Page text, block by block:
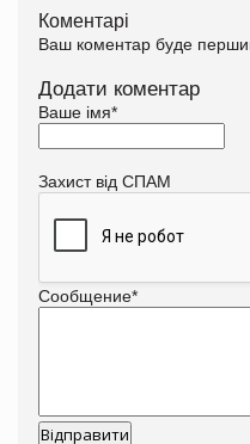
Коментарі
Ваш коментар буде
Додати коментар
Ваше імя*
Захист від СПАМ
Сообщение*